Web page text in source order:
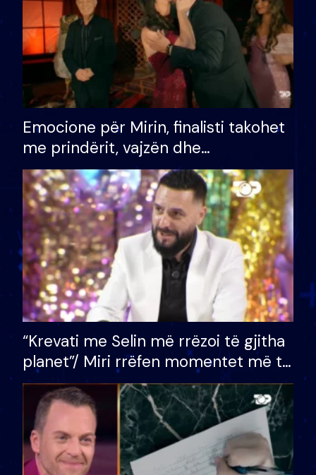
Emocione për Mirin, finalisti takohet
me prindërit, vajzën dhe
bashkëshorten: S’kemi ndonjë letër
divorci apo jo?
“Krevati me Selin më rrëzoi të gjitha
planet”/ Miri rrëfen momentet më të
bukura në shtëpinë e BB VIP: Do më
mungojë zilja e mëngjesit kur…